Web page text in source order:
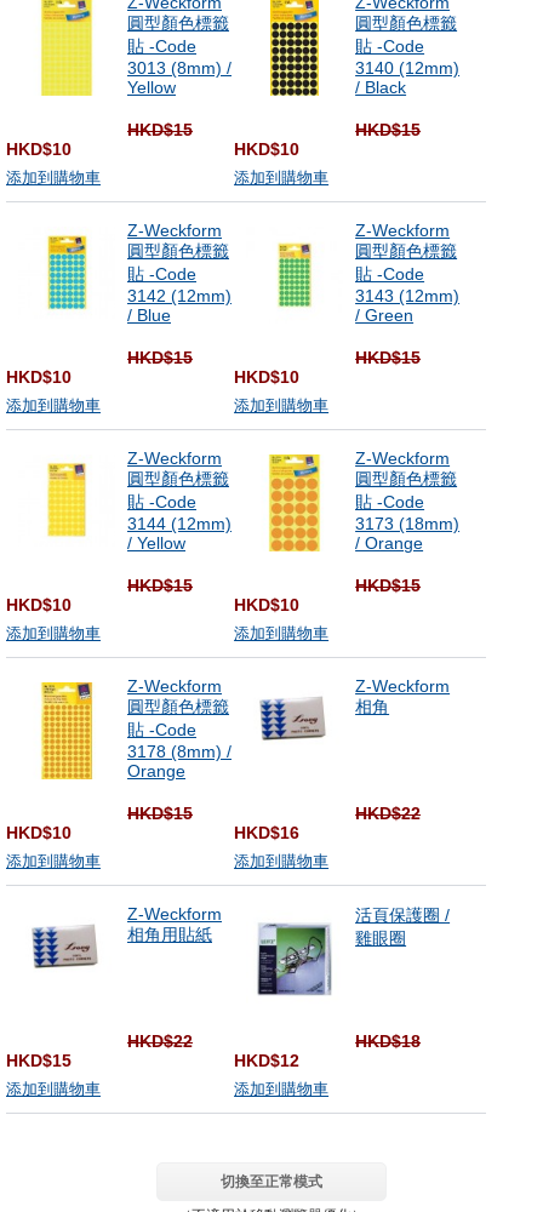
圓型顏色標籤
貼 -Code
3013 (8mm) /
Yellow
HKD$15
HKD$10
添加到購物車
圓型顏色標籤
貼 -Code
3140 (12mm)
/ Black
HKD$15
HKD$10
添加到購物車
Z-Weckform
圓型顏色標籤
貼 -Code
3142 (12mm)
/ Blue
HKD$15
HKD$10
添加到購物車
Z-Weckform
圓型顏色標籤
貼 -Code
3143 (12mm)
/ Green
HKD$15
HKD$10
添加到購物車
Z-Weckform
圓型顏色標籤
貼 -Code
3144 (12mm)
/ Yellow
HKD$15
HKD$10
添加到購物車
Z-Weckform
圓型顏色標籤
貼 -Code
3173 (18mm)
/ Orange
HKD$15
HKD$10
添加到購物車
Z-Weckform
圓型顏色標籤
貼 -Code
3178 (8mm) /
Orange
HKD$15
HKD$10
添加到購物車
Z-Weckform
相角
HKD$22
HKD$16
添加到購物車
Z-Weckform
相角用貼紙
HKD$22
HKD$15
添加到購物車
活頁保護圈 /
雞眼圈
HKD$18
HKD$12
添加到購物車
切換至正常模式